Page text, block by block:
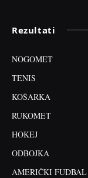
Rezultati
NOGOMET
TENIS
KOŠARKA
RUKOMET
HOKEJ
ODBOJKA
AMERIČKI FUDBAL